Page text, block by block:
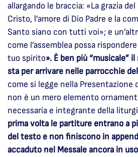
allargando le braccia: «La grazia
Cristo, l’amore di Dio Padre e la
Santo siano con tutti voi»; e
come l’assemblea possa
tuo spirito». È ben più “musicale”
sta per arrivare nelle parrocchie
come si legge nella Presentazione
non è un mero elemento
necessaria e integrante della
prima volta le partiture entrano a
del testo e non finiscono in
accaduto nel Messale ancora in